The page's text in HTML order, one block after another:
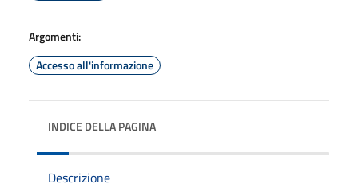
Argomenti:
Accesso all'informazione
INDICE DELLA PAGINA
Descrizione